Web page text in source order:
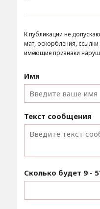
К публикации не
мат, оскорбления,
имеющие признаки
Имя
Текст сообщения
Сколько будет 9 - 5